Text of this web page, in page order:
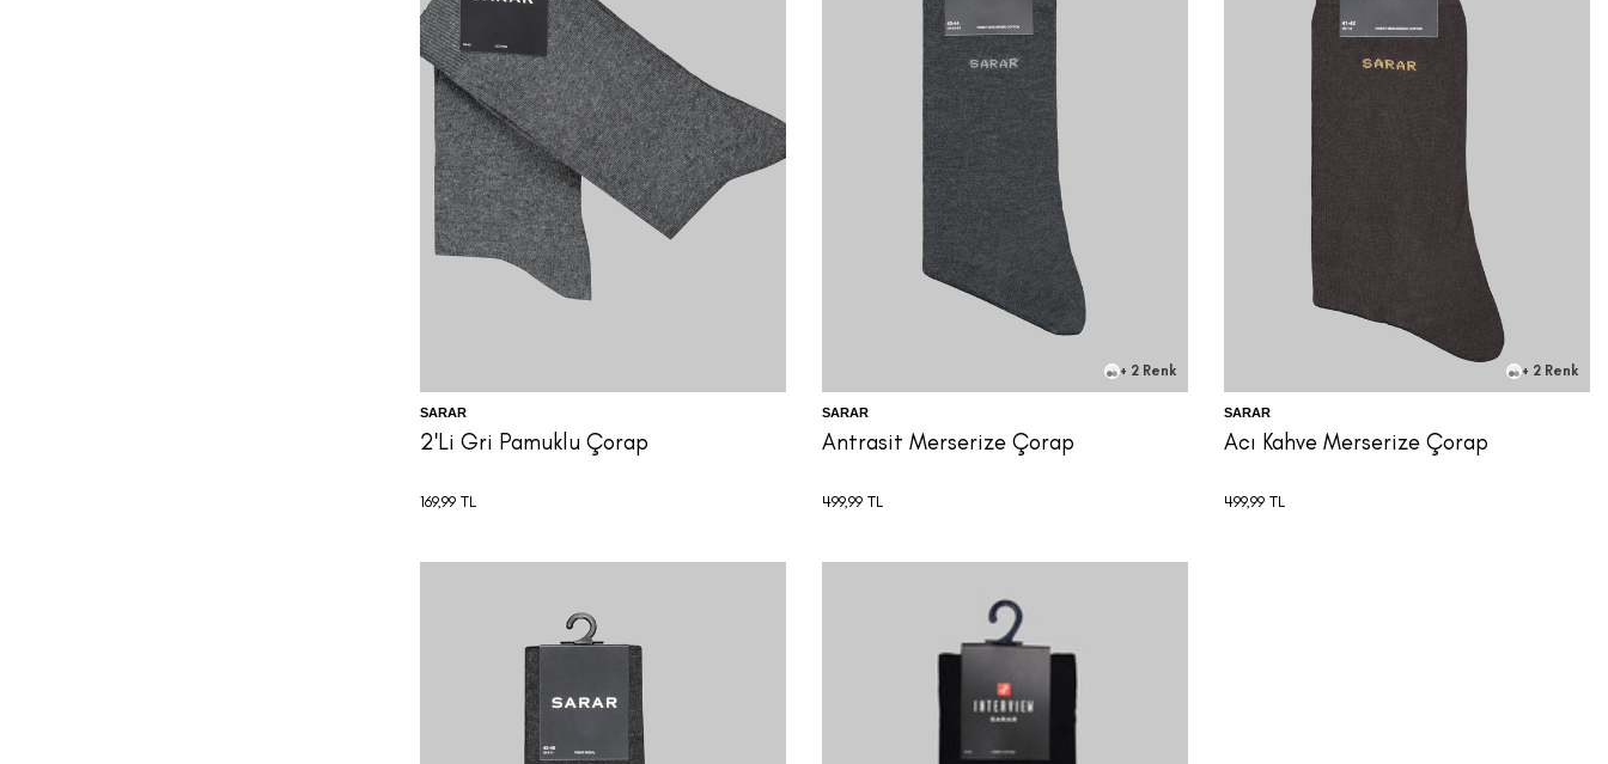
40/42
SARAR
2'Li Gri Pamuklu Çorap
169,99 TL
+ 2 Renk
SARAR
Antrasit Merserize Çorap
499,99 TL
+ 2 Renk
SARAR
Acı Kahve Merserize Çorap
499,99 TL